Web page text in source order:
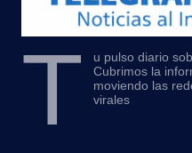
T
u pulso diario
Cubrimos la
moviendo las
virales